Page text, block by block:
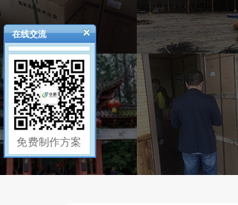
在线交流
免费制作方案